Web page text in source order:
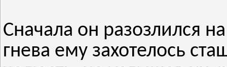
Сначала он разозлился
гнева ему захотелось